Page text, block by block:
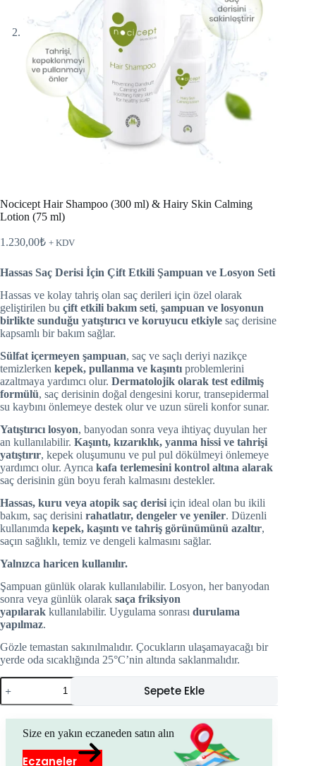
Nocicept Hair Shampoo (300 ml) & Hairy Skin Calming
Lotion (75 ml)
1.230,00₺ + KDV
Hassas Saç Derisi İçin Çift Etkili Şampuan ve Losyon Seti
Hassas ve kolay tahriş olan saç derileri için özel olarak
geliştirilen bu çift etkili bakım seti, şampuan ve losyonun
birlikte sunduğu yatıştırıcı ve koruyucu etkiyle saç derisine
kapsamlı bir bakım sağlar.
Sülfat içermeyen şampuan, saç ve saçlı deriyi nazikçe
temizlerken kepek, pullanma ve kaşıntı problemlerini
azaltmaya yardımcı olur. Dermatolojik olarak test edilmiş
formülü, saç derisinin doğal dengesini korur, transepidermal
su kaybını önlemeye destek olur ve uzun süreli konfor sunar.
Yatıştırıcı losyon, banyodan sonra veya ihtiyaç duyulan her
an kullanılabilir. Kaşıntı, kızarıklık, yanma hissi ve tahrişi
yatıştırır, kepek oluşumunu ve pul pul dökülmeyi önlemeye
yardımcı olur. Ayrıca kafa terlemesini kontrol altına alarak
saç derisinin gün boyu ferah kalmasını destekler.
Hassas, kuru veya atopik saç derisi için ideal olan bu ikili
bakım, saç derisini rahatlatır, dengeler ve yeniler. Düzenli
kullanımda kepek, kaşıntı ve tahriş görünümünü azaltır,
saçın sağlıklı, temiz ve dengeli kalmasını sağlar.
Yalnızca haricen kullanılır.
Şampuan günlük olarak kullanılabilir. Losyon, her banyodan
sonra veya günlük olarak saça friksiyon
yapılarak kullanılabilir. Uygulama sonrası durulama
yapılmaz.
Gözle temastan sakınılmalıdır. Çocukların ulaşamayacağı bir
yerde oda sıcaklığında 25°C’nin altında saklanmalıdır.
Nocicept
Hair
Shampoo
(300
Sepete Ekle
Size en yakın eczaneden satın alın
Eczaneler